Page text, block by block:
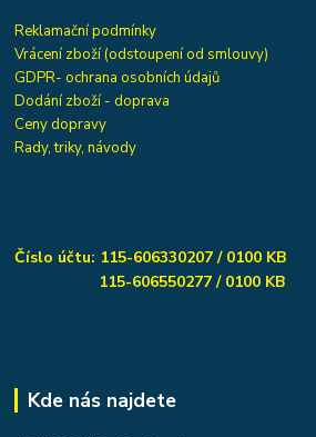
Reklamační podmínky
Vrácení zboží (odstoupení od smlouvy)
GDPR- ochrana osobních údajů
Dodání zboží - doprava
Ceny dopravy
Rady, triky, návody
Číslo účtu: 115-606330207 / 0100 KB
115-606550277 / 0100 KB
Kde nás najdete